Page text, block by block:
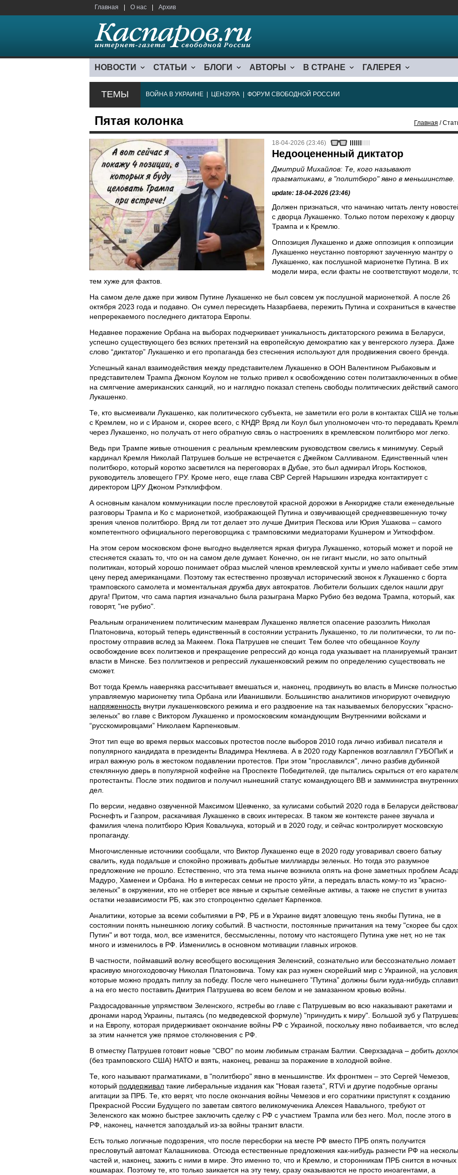
Главная О нас Архив
НОВОСТИ СТАТЬИ БЛОГИ АВТОРЫ В СТРАНЕ ГАЛЕРЕЯ
ТЕМЫ ВОЙНА В УКРАИНЕ ЦЕНЗУРА ФОРУМ СВОБОДНОЙ РОССИИ
Пятая колонка Главная /
18-04-2026 (23:46)
Недооцененный диктатор
Дмитрий Михайлов: Те, кого называют
прагматиками, в "политбюро" явно в меньшинстве.
update: 18-04-2026 (23:46)
Должен признаться, что начинаю читать ленту
с дворца Лукашенко. Только потом перехожу к дворцу
Трампа и к Кремлю.
Оппозиция Лукашенко и даже оппозиция к оппозиции
Лукашенко неустанно повторяют заученную мантру о
Лукашенко, как послушной марионетке Путина. В их
модели мира, если факты не соответствуют модели,
тем хуже для фактов.
На самом деле даже при живом Путине Лукашенко не был совсем уж послушной марионеткой. А после 26
октября 2023 года и подавно. Он сумел пересидеть Назарбаева, пережить Путина и сохраниться в качестве
непререкаемого последнего диктатора Европы.
Недавнее поражение Орбана на выборах подчеркивает уникальность диктаторского режима в Беларуси,
успешно существующего без всяких претензий на европейскую демократию как у венгерского лузера. Даже
слово “диктатор” Лукашенко и его пропаганда без стеснения используют для продвижения своего бренда.
Успешный канал взаимодействия между представителем Лукашенко в ООН Валентином Рыбаковым и
представителем Трампа Джоном Коулом не только привел к освобождению сотен политзаключенных в
на смягчение американских санкций, но и наглядно показал степень свободы политических действий самого
Лукашенко.
Те, кто высмеивали Лукашенко, как политического субъекта, не заметили его роли в контактах США не
с Кремлем, но и с Ираном и, скорее всего, с КНДР. Вряд ли Коул был уполномочен что-то передавать
через Лукашенко, но получать от него обратную связь о настроениях в кремлевском политбюро мог легко.
Ведь при Трампе живые отношения с реальным кремлевским руководством свелись к минимуму. Серый
кардинал Кремля Николай Патрушев больше не встречается с Джейком Салливаном. Единственный член
политбюро, который коротко засветился на переговорах в Дубае, это был адмирал Игорь Костюков,
руководитель зловещего ГРУ. Кроме него, еще глава СВР Сергей Нарышкин изредка контактирует с
директором ЦРУ Джоном Рэтклиффом.
А основным каналом коммуникации после пресловутой красной дорожки в Анкоридже стали еженедельные
разговоры Трампа и Ко с марионеткой, изображающей Путина и озвучивающей средневзвешенную точку
зрения членов политбюро. Вряд ли тот делает это лучше Дмитрия Пескова или Юрия Ушакова – самого
компетентного официального переговорщика с трамповскими медиаторами Кушнером и Уиткоффом.
На этом сером московском фоне выгодно выделяется яркая фигура Лукашенко, который может и порой не
стесняется сказать то, что он на самом деле думает. Конечно, он не гигант мысли, но зато опытный
политикан, который хорошо понимает образ мыслей членов кремлевской хунты и умело набивает себе этим
цену перед американцами. Поэтому так естественно прозвучал исторический звонок к Лукашенко с борта
трамповского самолета и моментальная дружба двух автократов. Любители больших сделок нашли друг
друга! Притом, что сама партия изначально была разыграна Марко Рубио без ведома Трампа, который, как
говорят, "не рубио".
Реальным ограничением политическим маневрам Лукашенко является опасение разозлить Николая
Платоновича, который теперь единственный в состоянии устранить Лукашенко, то ли политически, то ли по-
простому отправив вслед за Макеем. Пока Патрушев не спешит. Тем более что обещанное Коулу
освобождение всех политзеков и прекращение репрессий до конца года указывает на планируемый транзит
власти в Минске. Без поллитзеков и репрессий лукашенковский режим по определению существовать не
сможет.
Вот тогда Кремль наверняка рассчитывает вмешаться и, наконец, продвинуть во власть в Минске полностью
управляемую марионетку типа Орбана или Иванишвили. Большинство аналитиков игнорируют очевидную
напряженность внутри лукашенковского режима и его раздвоение на так называемых белорусских “красно-
зеленых” во главе с Виктором Лукашенко и промосковским командующим Внутренними войсками и
“русскомировцами” Николаем Карпенковым.
Этот тип еще во время первых массовых протестов после выборов 2010 года лично избивал писателя и
популярного кандидата в президенты Владимра Некляева. А в 2020 году Карпенков возглавлял ГУБОПиК и
играл важную роль в жестоком подавлении протестов. При этом "прославился", лично разбив дубинкой
стеклянную дверь в популярной кофейне на Проспекте Победителей, где пытались скрыться от его
протестанты. После этих подвигов и получил нынешний статус командующего ВВ и замминистра внутренних
дел.
По версии, недавно озвученной Максимом Шевченко, за кулисами событий 2020 года в Беларуси
Роснефть и Газпром, раскачивая Лукашенко в своих интересах. В таком же контексте ранее звучала и
фамилия члена политбюро Юрия Ковальчука, который и в 2020 году, и сейчас контролирует московскую
пропаганду.
Многочисленные источники сообщали, что Виктор Лукашенко еще в 2020 году уговаривал своего батьку
свалить, куда подальше и спокойно проживать добытые миллиарды зеленых. Но тогда это разумное
предложение не прошло. Естественно, что эта тема нынче возникла опять на фоне заметных проблем
Мадуро, Хаменеи и Орбана. Но в интересах семьи не просто уйти, а передать власть кому-то из "красно-
зеленых" в окружении, кто не отберет все явные и скрытые семейные активы, а также не спустит в унитаз
остатки независимости РБ, как это стопроцентно сделает Карпенков.
Аналитики, которые за всеми событиями в РФ, РБ и в Украине видят зловещую тень якобы Путина, не в
состоянии понять нынешнюю логику событий. В частности, постоянные причитания на тему "скорее бы сдох
Путин" и вот тогда, мол, все изменится, бессмысленны, потому что настоящего Путина уже нет, но не так
много и изменилось в РФ. Изменились в основном мотивации главных игроков.
В частности, поймавший волну всеобщего восхищения Зеленский, сознательно или бессознательно ломает
красивую многоходовочку Николая Платоновича. Тому как раз нужен скорейший мир с Украиной, на
которые можно продать пиплу за победу. После чего нынешнего ”Путина” должны были куда-нибудь
а на его место поставить Дмитрия Патрушева во всем белом и не замазанном кровью войны.
Раздосадованные упрямством Зеленского, ястребы во главе с Патрушевым во всю наказывают ракетами и
дронами народ Украины, пытаясь (по медведевской формуле) "принудить к миру". Большой зуб у
и на Европу, которая придерживает окончание войны РФ с Украиной, поскольку явно побаивается, что вслед
за этим начнется уже прямое столкновения с РФ.
В отместку Патрушев готовит новые "СВО" по моим любимым странам Балтии. Сверхзадача – добить
(без трамповского США) НАТО и взять, наконец, реванш за поражение в холодной войне.
Те, кого называют прагматиками, в "политбюро" явно в меньшинстве. Их фронтмен – это Сергей Чемезов,
который поддерживал такие либеральные издания как "Новая газета", RTVi и другие подобные органы
агитации за ПРБ. Те, кто верят, что после окончания войны Чемезов и его соратники приступят к созданию
Прекрасной России Будущего по заветам святого великомученика Алексея Навального, требуют от
Зеленского как можно быстрее заключить сделку с РФ с участием Трампа или без него. Мол, после этого в
РФ, наконец, начнется запоздалый из-за войны транзит власти.
Есть только логичные подозрения, что после пересборки на месте РФ вместо ПРБ опять получится
пресловутый автомат Калашникова. Отсюда естественные предложения как-нибудь разнести РФ на
частей и, наконец, зажить с ними в мире. Это именно то, что и Кремлю, и сторонникам ПРБ снится в ночных
кошмарах. Поэтому те, кто только заикается на эту тему, сразу оказываются не просто иноагентами, а